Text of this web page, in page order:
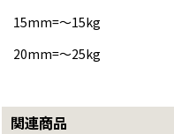
15mm=〜15kg
20mm=〜25kg
関連商品